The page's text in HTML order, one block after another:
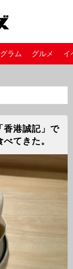
ラム グルメ イ
香港誠記」で
てきた。